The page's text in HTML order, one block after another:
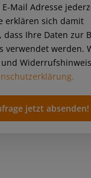
Mail Adresse
erklären sich damit
dass Ihre Daten zur
verwendet werden.